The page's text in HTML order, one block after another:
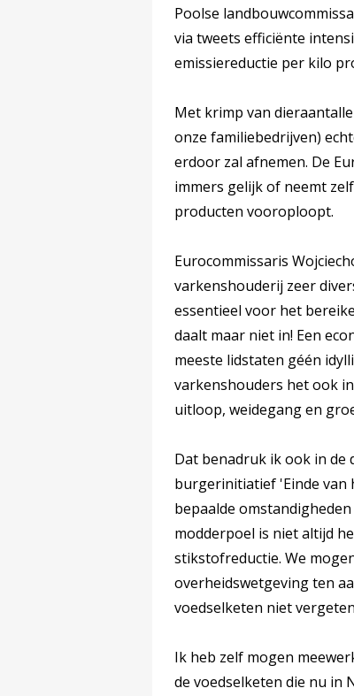
Poolse
via tweets efficiënte
emissiereductie per kilo
Met krimp van
onze familiebedrijven)
erdoor zal afnemen. De
immers gelijk of neemt
producten vooroploopt.
Eurocommissaris
varkenshouderij zeer
essentieel voor het
daalt maar niet in! Een
meeste lidstaten géén
varkenshouders het ook
uitloop, weidegang en
Dat benadruk ik ook in de
burgerinitiatief 'Einde van
bepaalde
modderpoel is niet altijd
stikstofreductie. We
overheidswetgeving ten
voedselketen niet
Ik heb zelf mogen
de voedselketen die nu in